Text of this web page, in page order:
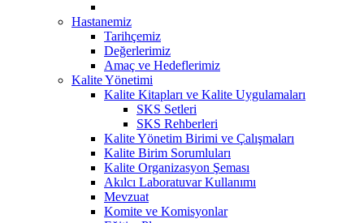
Hastanemiz
Tarihçemiz
Değerlerimiz
Amaç ve Hedeflerimiz
Kalite Yönetimi
Kalite Kitapları ve Kalite Uygulamaları
SKS Setleri
SKS Rehberleri
Kalite Yönetim Birimi ve Çalışmaları
Kalite Birim Sorumluları
Kalite Organizasyon Şeması
Akılcı Laboratuvar Kullanımı
Mevzuat
Komite ve Komisyonlar